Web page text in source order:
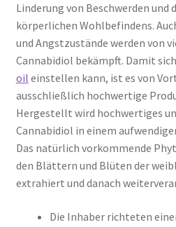
Linderung von Beschwerden und
körperlichen Wohlbefindens.
und Angstzustände werden von
Cannabidiol bekämpft. Damit
oil einstellen kann, ist es von
ausschließlich hochwertige
Hergestellt wird hochwertiges
Cannabidiol in einem
Das natürlich vorkommende
den Blättern und Blüten der
extrahiert und danach
Die Inhaber richteten